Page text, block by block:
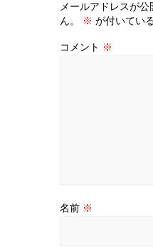
メールアドレスが
ん。
※ が付いてい
コメント ※
名前 ※